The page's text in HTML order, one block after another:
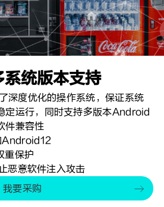
统版本支持
深度优化的操作系统，保证系统
定运行，同时支持多版本Android
件兼容性
Android12
重保护
恶意软件注入攻击
我要采购